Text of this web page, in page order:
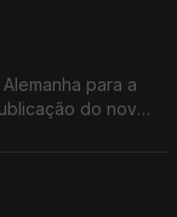
para a
do novo